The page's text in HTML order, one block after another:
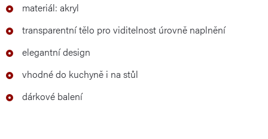
materiál: akryl
transparentní tělo pro viditelnost úrovně naplnění
elegantní design
vhodné do kuchyně i na stůl
dárkové balení